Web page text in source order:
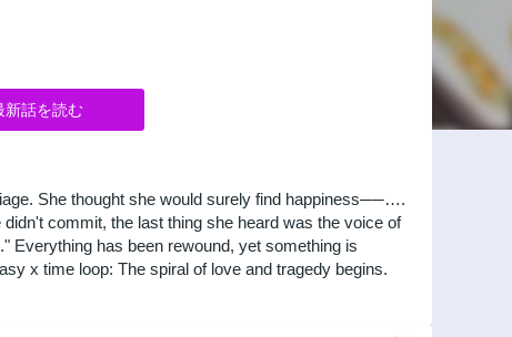
話を読む
She thought she would surely find happiness──….
commit, the last thing she heard was the voice of
Everything has been rewound, yet something is
x time loop: The spiral of love and tragedy begins.